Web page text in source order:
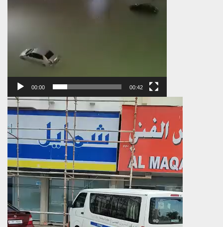
00:00 00:42
Πρόγραμμα
Αναπαραγωγής
Βίντεο